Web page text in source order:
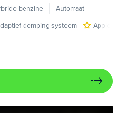
benzine
Automaat
demping systeem
Apple